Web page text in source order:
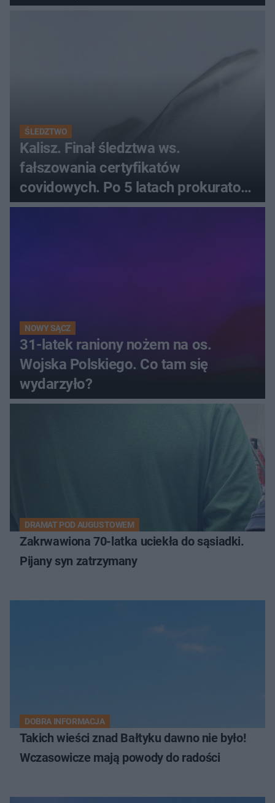
zamyka sprawę
ŚLEDZTWO
Kalisz. Finał śledztwa ws.
fałszowania certyfikatów
covidowych. Po 5 latach prokurator
zamyka sprawę
NOWY SĄCZ
31-latek raniony nożem na os.
Wojska Polskiego. Co tam się
wydarzyło?
DRAMAT POD AUGUSTOWEM
Zakrwawiona 70-latka uciekła do sąsiadki.
Pijany syn zatrzymany
DOBRA INFORMACJA
Takich wieści znad Bałtyku dawno nie było!
Wczasowicze mają powody do radości